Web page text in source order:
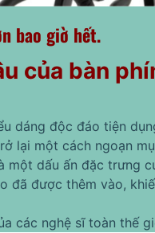
bao giờ hết.
của bàn
dáng độc đáo tiện
lại một cách ngoạn
dấu ấn đặc trưng
được thêm vào,
các nghệ sĩ toàn thế